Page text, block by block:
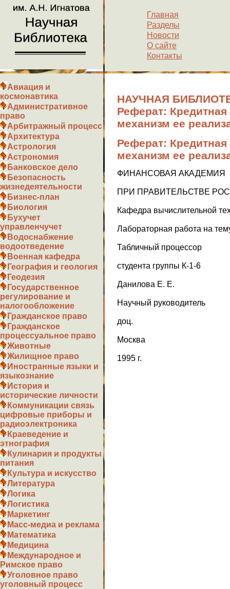
Главная
Разделы
Новости
О сайте
Контакты
Авиация и
космонавтика
Административное
право
Арбитражный процесс
Архитектура
Астрология
Астрономия
Банковское дело
Безопасность
жизнедеятельности
Бизнес-план
Биология
Бухучет
управленчучет
Водоснабжение
водоотведение
Военная кафедра
География и геология
Геодезия
Государственное
регулирование и
налогообложение
Гражданское право
Гражданское
процессуальное право
Животные
Жилищное право
Иностранные языки и
языкознание
История и
исторические личности
Коммуникации связь
цифровые приборы и
радиоэлектроника
Краеведение и
этнография
Кулинария и продукты
питания
Культура и искусство
Литература
Логика
Логистика
Маркетинг
Масс-медиа и реклама
Математика
Медицина
Международное и
Римское право
Уголовное право
уголовный процесс
НАУЧНАЯ
Реферат: Кредитная
механизм ее
Реферат: Кредитная
механизм ее
ФИНАНСОВАЯ АКАДЕМИЯ
ПРИ ПРАВИТЕЛЬСТВЕ
Кафедра вычислительной
Лабораторная работа на
Табличный процессор
студента группы К-1-6
Данилова Е. Е.
Научный руководитель
доц.
Москва
1995 г.